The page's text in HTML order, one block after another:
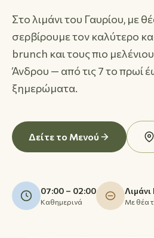
Στο λιμάνι του Γαυρίου, με
σερβίρουμε τον καλύτερο
brunch και τους πιο
Άνδρου — από τις 7 το πρωί
ξημερώματα.
Δείτε το Μενού
07:00 – 02:00
Καθημερινά
Λιμάνι
Με θέα